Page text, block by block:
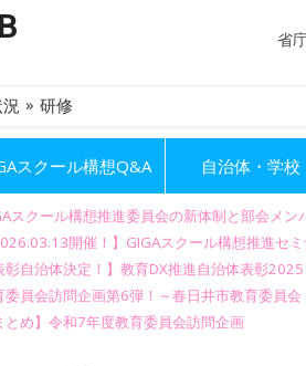
省
» 研修
スクール構想Q&A 自治体・学校
スクール構想推進委員会の新体制と部会メン
開催！】GIGAスクール構想推進セ
彰自治体決定！】教育DX推進自治体表彰2025
委員会訪問企画第6弾！～春日井市教育委員
とめ】令和7年度教育委員会訪問企画